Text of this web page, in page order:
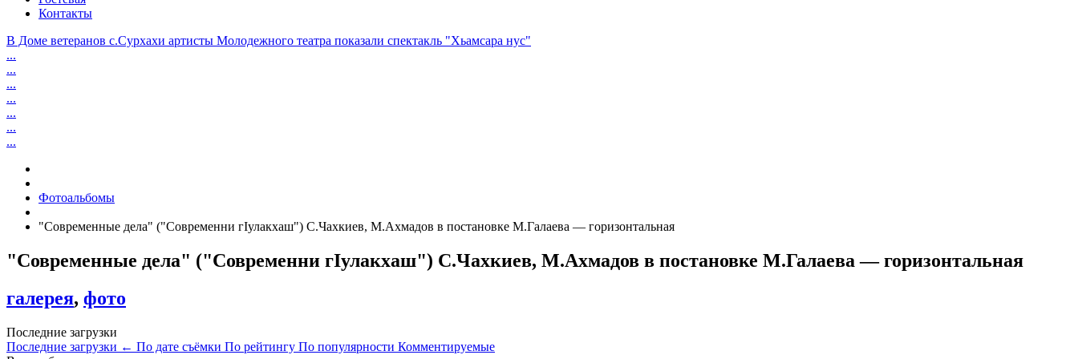
Контакты
В Доме ветеранов с.Сурхахи артисты Молодежного театра показали спектакль "Хьамсара нус"
...
...
...
...
...
...
...
Фотоальбомы
"Современные дела" ("Современни гIулакхаш") С.Чахкиев, М.Ахмадов в постановке М.Галаева — горизонтальная
"Современные дела" ("Современни гIулакхаш") С.Чахкиев, М.Ахмадов в постановке М.Галаева — горизонтальная
галерея, фото
Последние загрузки
Последние загрузки ← По дате съёмки По рейтингу По популярности Комментируемые